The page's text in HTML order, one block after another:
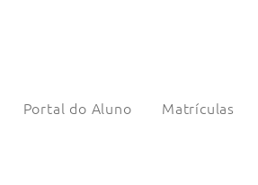
Portal do Aluno Matrículas